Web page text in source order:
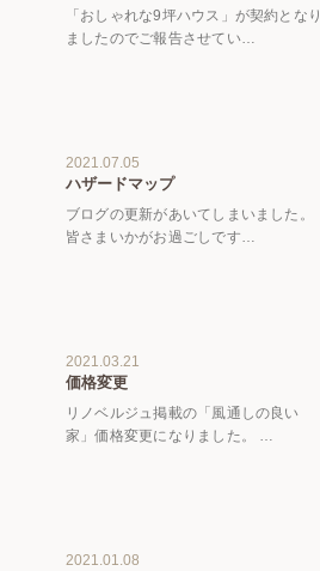
「おしゃれな9坪ハウス」が契約となり
ましたのでご報告させてい…
2021.07.05
ハザードマップ
ブログの更新があいてしまいました。
皆さまいかがお過ごしです…
2021.03.21
価格変更
リノベルジュ掲載の「風通しの良い
家」価格変更になりました。 …
2021.01.08